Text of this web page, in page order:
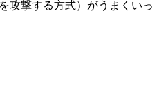
攻撃する方式）がうまくいっ